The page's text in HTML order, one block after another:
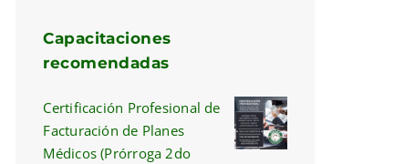
Capacitaciones
recomendadas
Certificación Profesional de
Facturación de Planes
Médicos (Prórroga 2do